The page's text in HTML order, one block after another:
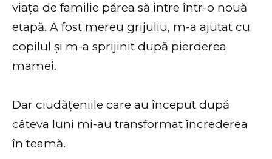
viața de familie părea să intre într-o nouă
etapă. A fost mereu grijuliu, m-a ajutat cu
copilul și m-a sprijinit după pierderea
mamei.
Dar ciudățeniile care au început după
câteva luni mi-au transformat încrederea
în teamă.